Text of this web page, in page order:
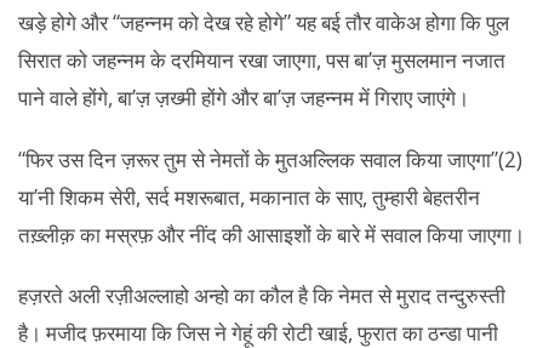
खड़े होगे और “जहन्नम को देख रहे होगे” यह बई तौर वाकेअ होगा कि पुल
सिरात को जहन्नम के दरमियान रखा जाएगा, पस बा’ज़ मुसलमान नजात
पाने वाले होंगे, बा’ज़ ज़ख्मी होंगे और बा’ज़ जहन्नम में गिराए जाएंगे।
“फिर उस दिन ज़रूर तुम से नेमतों के मुतअल्लिक सवाल किया जाएगा”(2)
या’नी शिकम सेरी, सर्द मशरूबात, मकानात के साए, तुम्हारी बेहतरीन
तख़्लीक़ का मस्रफ़ और नींद की आसाइशों के बारे में सवाल किया जाएगा।
हज़रते अली रज़ीअल्लाहो अन्हो का कौल है कि नेमत से मुराद तन्दुरुस्ती
है। मजीद फ़रमाया कि जिस ने गेहूं की रोटी खाई, फुरात का ठन्डा पानी